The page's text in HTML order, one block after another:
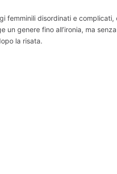
disordinati e complicati,
genere fino all’ironia, ma
la risata.